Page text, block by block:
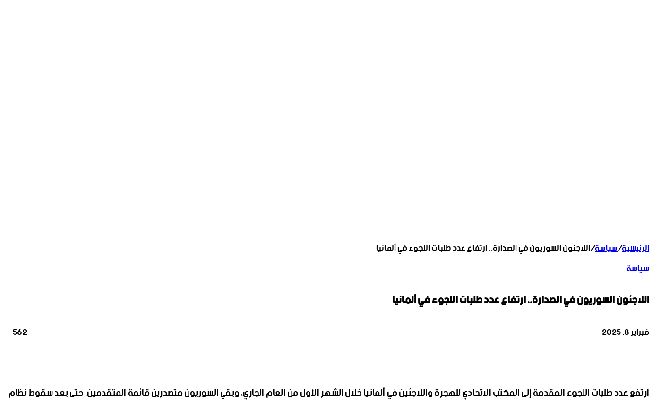
الرئيسية/سياسة/اللاجئون السوريون في الصدارة.. ارتفاع عدد طلبات اللجوء في ألمانيا
سياسة
اللاجئون السوريون في الصدارة.. ارتفاع عدد طلبات اللجوء في ألمانيا
فبراير 8, 2025
562
ارتفع عدد طلبات اللجوء المقدمة إلى المكتب الاتحادي للهجرة واللاجئين في ألمانيا خلال الشهر الأول من العام الجاري، وبقي السوريون متصدرين قائمة المتقدمين، حتى بعد سقوط نظام